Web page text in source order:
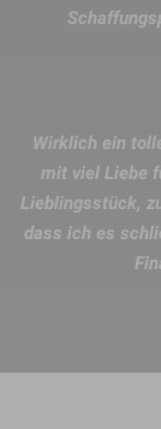
Wirklich ein
mit viel Liebe
Lieblingsstück,
dass ich es